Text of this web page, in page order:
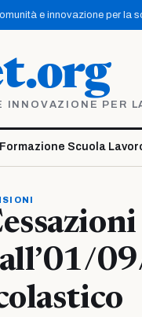
e innovazione per la
INNOVAZIONE PER
Formazione Scuola